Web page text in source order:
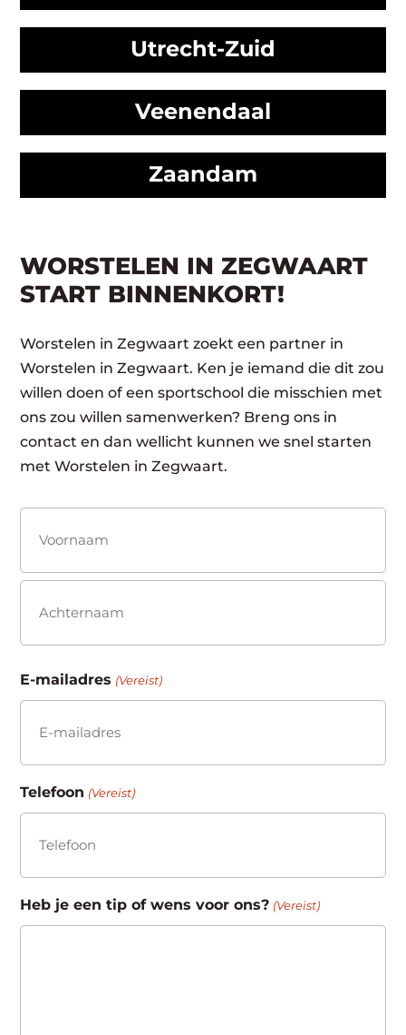
Utrecht-Zuid
Veenendaal
Zaandam
WORSTELEN IN ZEGWAART
START BINNENKORT!
Worstelen in Zegwaart zoekt een partner in
Worstelen in Zegwaart. Ken je iemand die dit zou
willen doen of een sportschool die misschien met
ons zou willen samenwerken? Breng ons in
contact en dan wellicht kunnen we snel starten
met Worstelen in Zegwaart.
(Vereist)
Voornaam
E-mailadres (Vereist)
Telefoon (Vereist)
Heb je een tip of wens voor ons? (Vereist)